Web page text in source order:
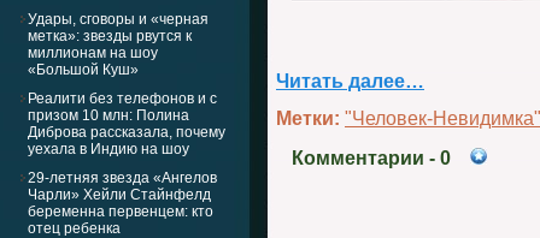
Удары, сговоры и «черная
метка»: звезды рвутся к
миллионам на шоу
«Большой Куш»
Реалити без телефонов и с
призом 10 млн: Полина
Диброва рассказала, почему
уехала в Индию на шоу
29-летняя звезда «Ангелов
Чарли» Хейли Стайнфелд
беременна первенцем: кто
отец ребенка
Читать далее…
Метки: "Человек-Невидимка"
Комментарии - 0